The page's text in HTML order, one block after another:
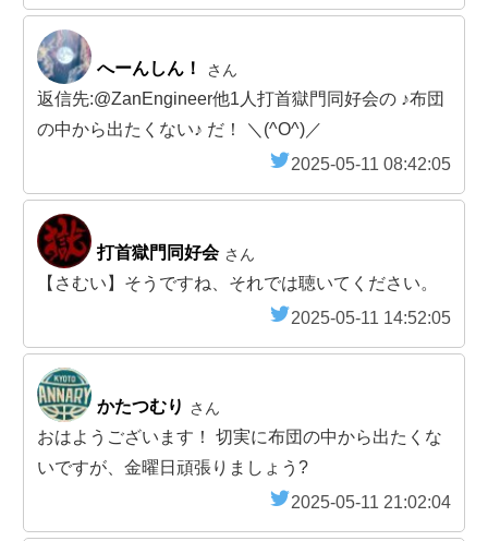
へーんしん！ さん
返信先:@ZanEngineer他1人打首獄門同好会の ♪布団
の中から出たくない♪ だ！ ＼(^O^)／
2025-05-11 08:42:05
打首獄門同好会 さん
【さむい】そうですね、それでは聴いてください。
2025-05-11 14:52:05
かたつむり さん
おはようございます！ 切実に布団の中から出たくな
いですが、金曜日頑張りましょう?
2025-05-11 21:02:04